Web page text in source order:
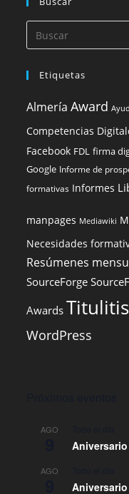
Etiquetas
Almería Award
Competencias
Facebook FDL firma
Google Informe de
formativas Informes
manpages Mediawiki
Necesidades
Resúmenes
SourceForge
Awards Titulitis
WordPress
AGO
AGO